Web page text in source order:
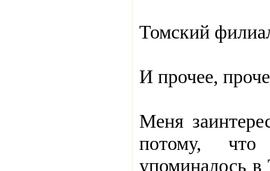
Томский
И прочее,
Меня
потому,
упоминалось